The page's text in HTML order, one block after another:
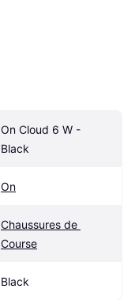
On Cloud 6 W -
Black
On
Chaussures de
Course
Black